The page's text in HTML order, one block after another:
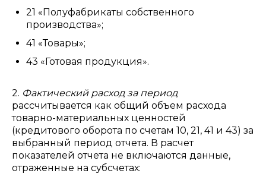
21 «Полуфабрикаты собственного
производства»;
41 «Товары»;
43 «Готовая продукция».
2. Фактический расход за период
рассчитывается как общий объем расхода
товарно-материальных ценностей
(кредитового оборота по счетам 10, 21, 41 и 43) за
выбранный период отчета. В расчет
показателей отчета не включаются данные,
отраженные на субсчетах: